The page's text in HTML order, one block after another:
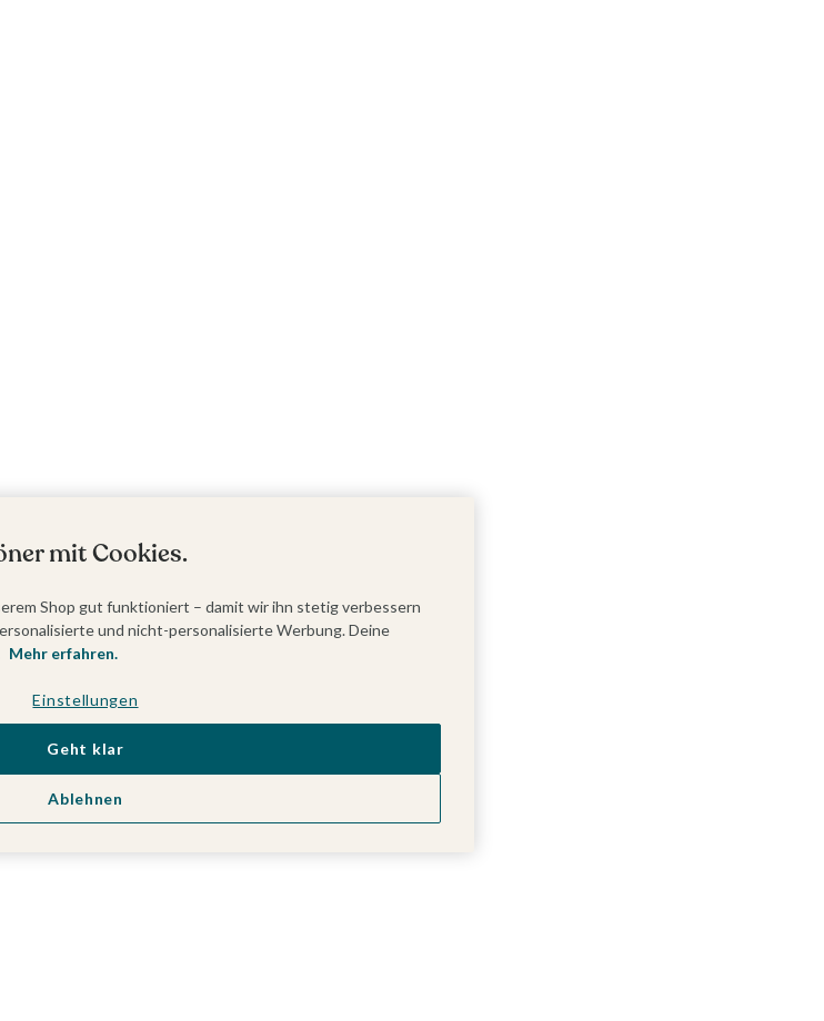
mit Cookies.
Shop gut funktioniert – damit wir ihn stetig verbessern
und nicht-personalisierte Werbung. Deine
Mehr erfahren.
Einstellungen
Ablehnen
Geht klar